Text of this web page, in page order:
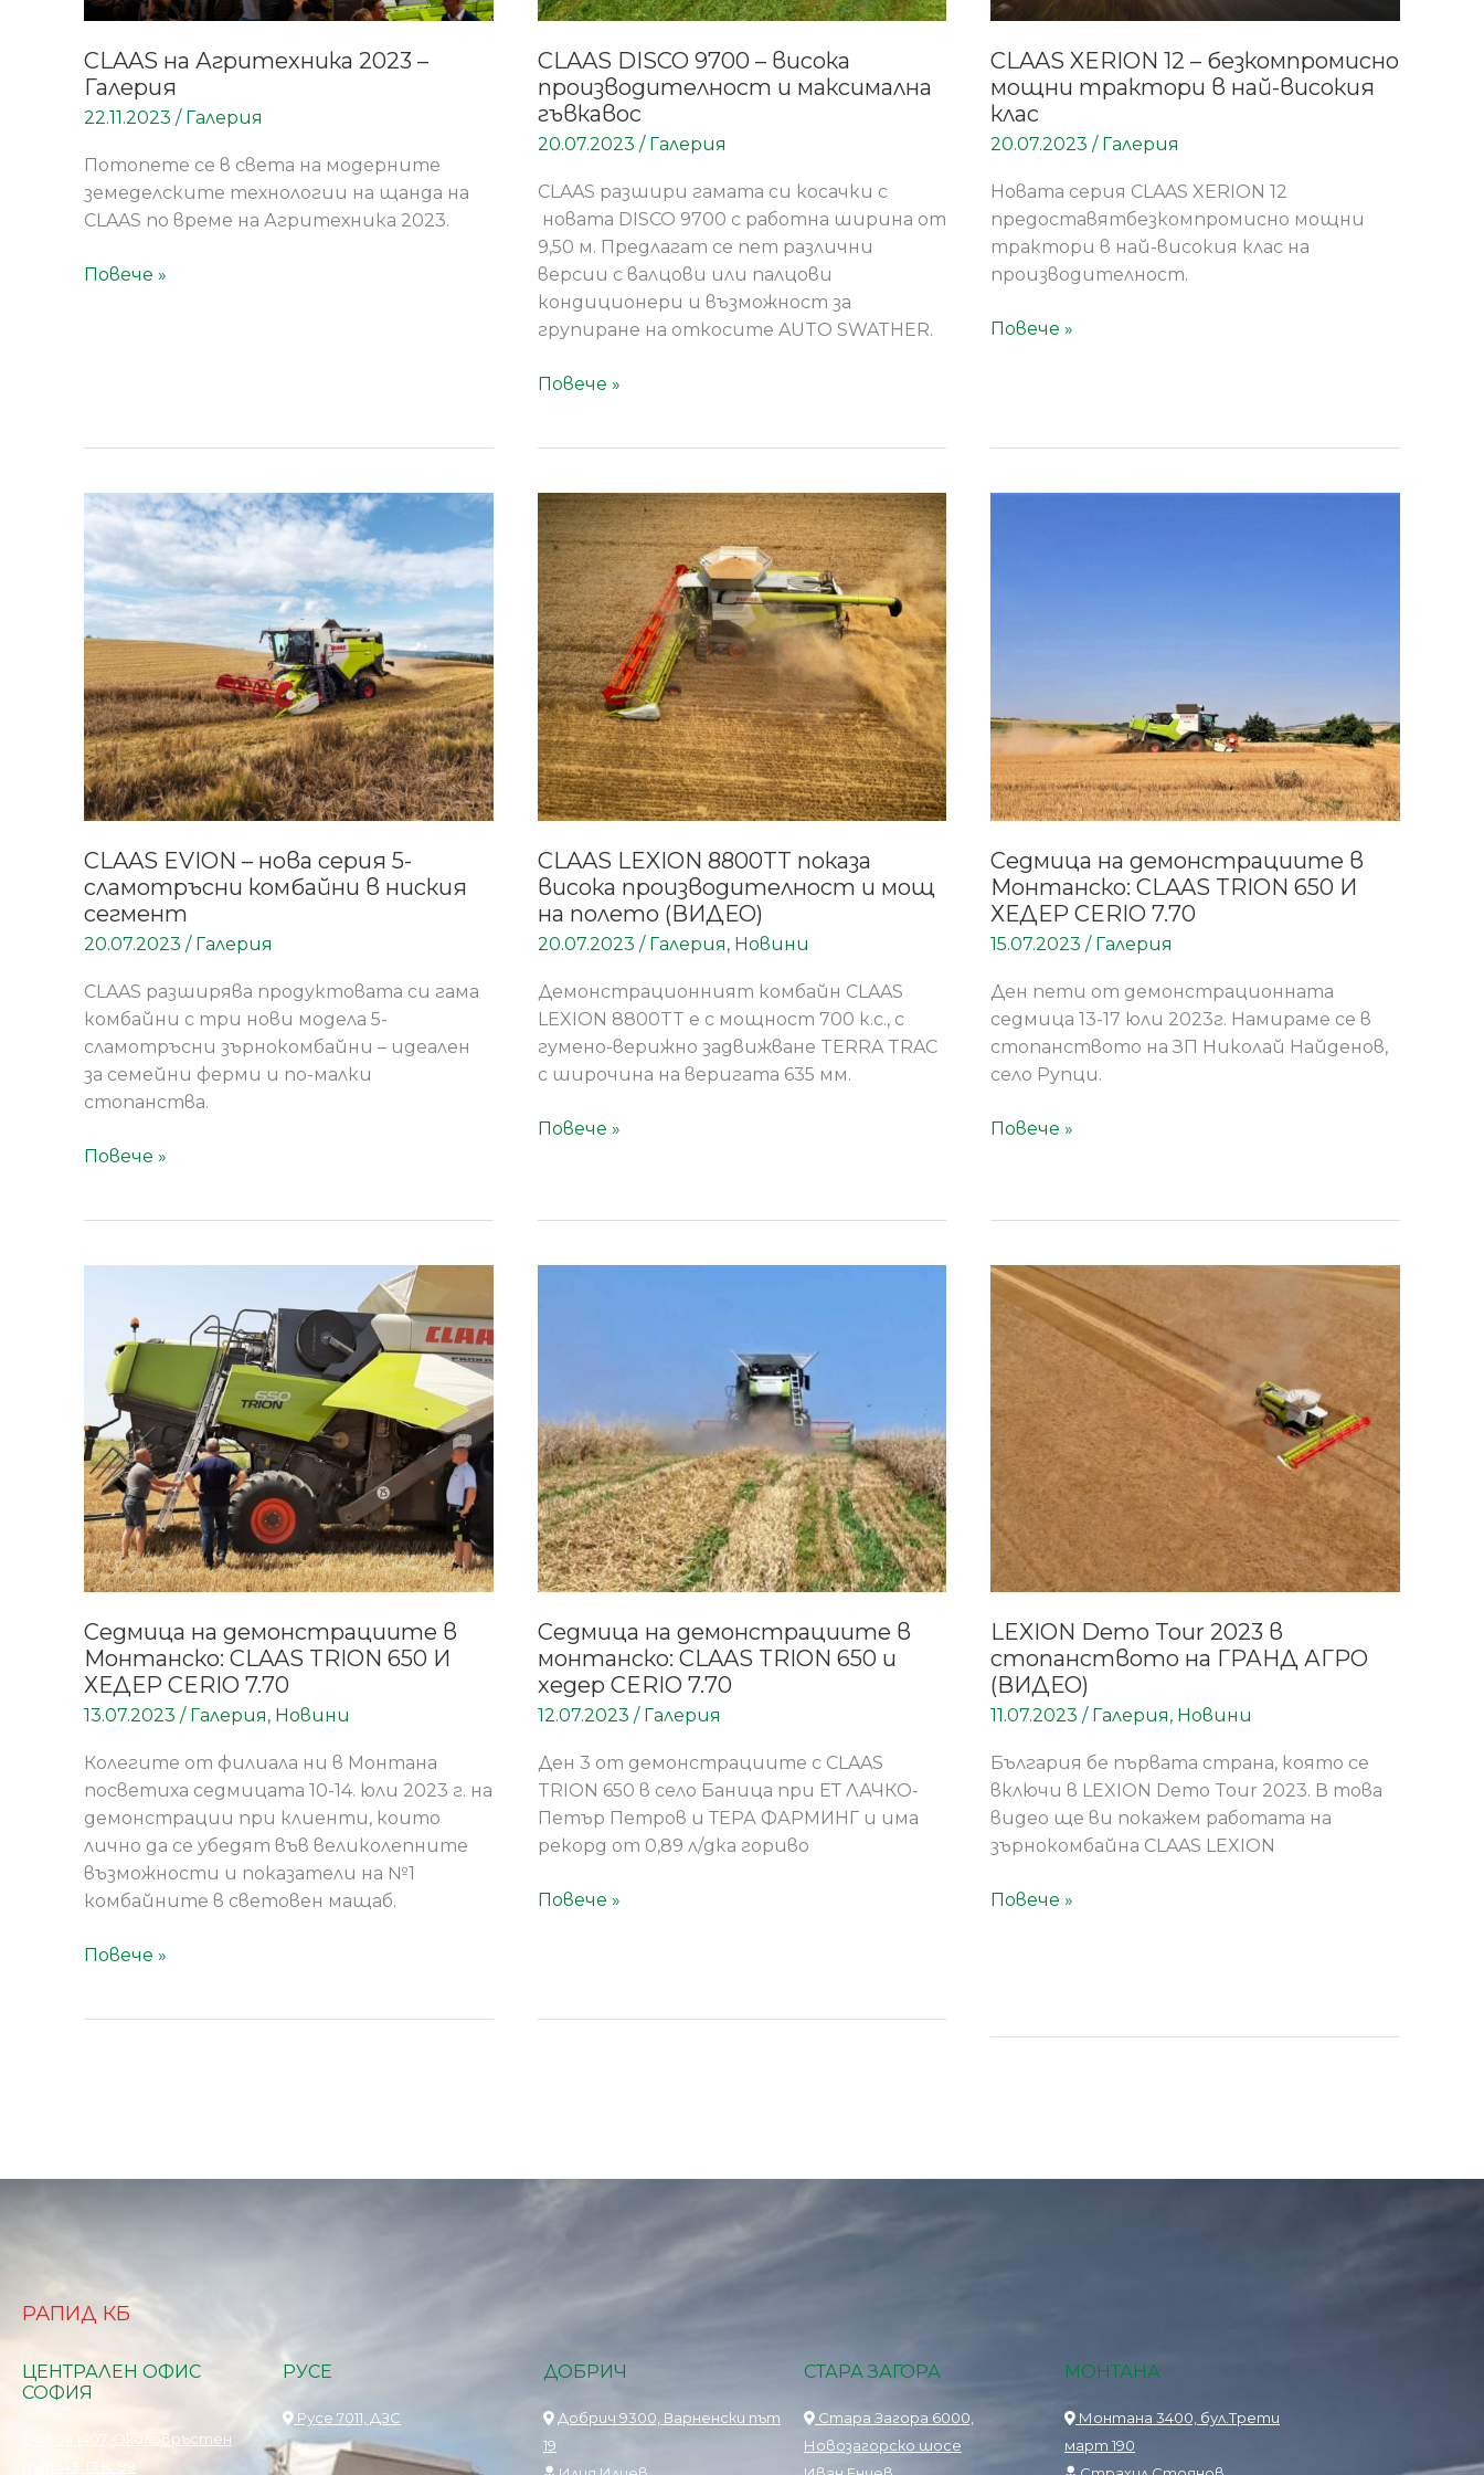
CLAAS на Агритехника 2023 –
Галерия
22.11.2023 / Галерия
Потопете се в света на модерните
земеделските технологии на щанда на
CLAAS по време на Агритехника 2023.
Повече »
CLAAS DISCO 9700 – висока
производителност и максимална
гъвкавос
20.07.2023 / Галерия
CLAAS разшири гамата си косачки с
новата DISCO 9700 с работна ширина от
9,50 м. Предлагат се пет различни
версии с валцови или палцови
кондиционери и възможност за
групиране на откосите AUTO SWATHER.
Повече »
CLAAS XERION 12 – безкомпромисно
мощни трактори в най-високия
клас
20.07.2023/ Галерия
Новата серия CLAAS XERION 12
предоставятбезкомпромисно мощни
трактори в най-високия клас на
производителност.
Повече »
CLAAS EVION – нова серия 5-
сламотръсни комбайни в ниския
сегмент
20.07.2023 / Галерия
CLAAS разширява продуктовата си гама
комбайни с три нови модела 5-
сламотръсни зърнокомбайни – идеален
за семейни ферми и по-малки
стопанства.
CLAAS
EVION
–
нова
серия
5-
сламотръсни
комбайни
в
ниския
сегмент
Повече »
CLAAS LEXION 8800TT показа
висока производителност и мощ
на полето (ВИДЕО)
20.07.2023 / Галерия, Новини
Демонстрационният комбайн CLAAS
LEXION 8800TT e с мощност 700 к.с., с
гумено-верижно задвижване TERRA TRAC
с широчина на веригата 635 мм.
CLAAS
LEXION
8800TT
показа
висока
производителност
и
мощ
на
полето
(ВИДЕО)
Повече »
Седмица на демонстрациите в
Монтанско: CLAAS TRION 650 И
ХЕДЕР CERIO 7.70
15.07.2023/ Галерия
Ден пети от демонстрационната
седмица 13-17 юли 2023г. Намираме се в
стопанството на ЗП Николай Найденов,
село Рупци.
И
ХЕДЕР
CERIO
7.70
Повече »
Седмица на демонстрациите в
Монтанско: CLAAS TRION 650 И
ХЕДЕР CERIO 7.70
13.07.2023 / Галерия, Новини
Колегите от филиала ни в Монтана
посветиха седмицата 10-14. юли 2023 г. на
демонстрации при клиенти, които
лично да се убедят във великолепните
възможности и показатели на №1
комбайните в световен мащаб.
демонстрациите
Монтанско:
CLAAS
TRION
650
И
ХЕДЕР
CERIO
7.70
Повече »
Седмица на демонстрациите в
монтанско: CLAAS TRION 650 и
хедер CERIO 7.70
12.07.2023 / Галерия
Ден 3 от демонстрациите с CLAAS
TRION 650 в село Баница при ЕТ ЛАЧКО-
Петър Петров и ТЕРА ФАРМИНГ и има
рекорд от 0,89 л/дка гориво
CLAAS
TRION
650
и
хедер
CERIO
7.70
Повече »
LEXION Demo Tour 2023 в
стопанството на ГРАНД АГРО
(ВИДЕО)
11.07.2023/ Галерия, Новини
България бе първата страна, която се
включи в LEXION Demo Tour 2023. В това
видео ще ви покажем работата на
зърнокомбайна CLAAS LEXION
LEXION
Demo
Tour
2023
в
стопанството
на
ГРАНД
АГРО
(ВИДЕО)
Повече »
РАПИД КБ
ЦЕНТРАЛЕН ОФИС
СОФИЯ
София 1407, Околовръстен
път 143, П.К. 99
РУСЕ
Русе 7011, ДЗС
ДОБРИЧ
Добрич 9300, Варненски път
19
СТАРА ЗАГОРА
Стара Загора 6000,
Новозагорско шосе
МОНТАНА
Монтана 3400, бул.Трети
март 190